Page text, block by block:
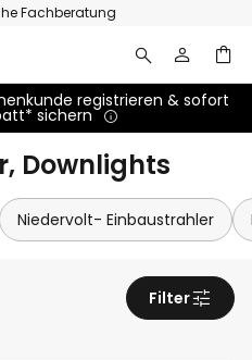
Fachberatung
registrieren & sofort
sichern
Downlights
Niedervolt- Einbaustrahler
Filter